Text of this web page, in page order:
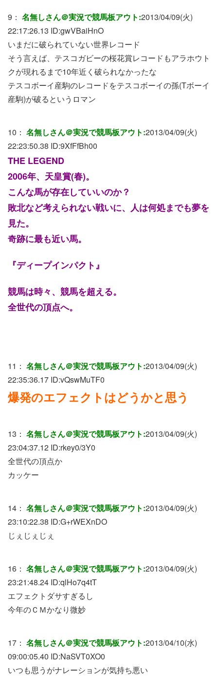
9： 名無しさん＠実況で競馬板アウト:2013/04/09(火)
22:17:26.13 ID:gwVBaiHnO
いまだに破られていない世界レコード
そう言えば、テスコガビーの桜花賞レコードもアラホウト
クが現れるまで10年近く破られなかったな
テスコボーイ産駒のレコードをテスコボーイの孫(Tボーイ
産駒)が破るというロマン
10： 名無しさん＠実況で競馬板アウト:2013/04/09(火)
22:23:50.38 ID:9XfFfBh00
THE LEGEND
2006年、天皇賞(春)。
こんな馬が存在していいのか？
敗北など考えられない戦いに、人は何処までも夢を
見た。
奇跡に最も近い馬。
『ディープインパクト』
競馬は時々、競馬を超える。
全世代の頂点へ。
11： 名無しさん＠実況で競馬板アウト:2013/04/09(火)
22:35:36.17 ID:vQswMuTF0
爆発のエフェクトはどうかと思う
13： 名無しさん＠実況で競馬板アウト:2013/04/09(火)
23:04:37.12 ID:rkey0/3Y0
全世代の頂点か
カッケー
14： 名無しさん＠実況で競馬板アウト:2013/04/09(火)
23:10:22.38 ID:G+rWEXnDO
じぇじぇじぇ
16： 名無しさん＠実況で競馬板アウト:2013/04/09(火)
23:21:48.24 ID:qlHo7q4tT
エフェクトダサすぎるし
今年のＣＭかなり微妙
17： 名無しさん＠実況で競馬板アウト:2013/04/10(水)
09:00:05.40 ID:NaSVT0XO0
いつも思うがナレーションが気持ち悪い